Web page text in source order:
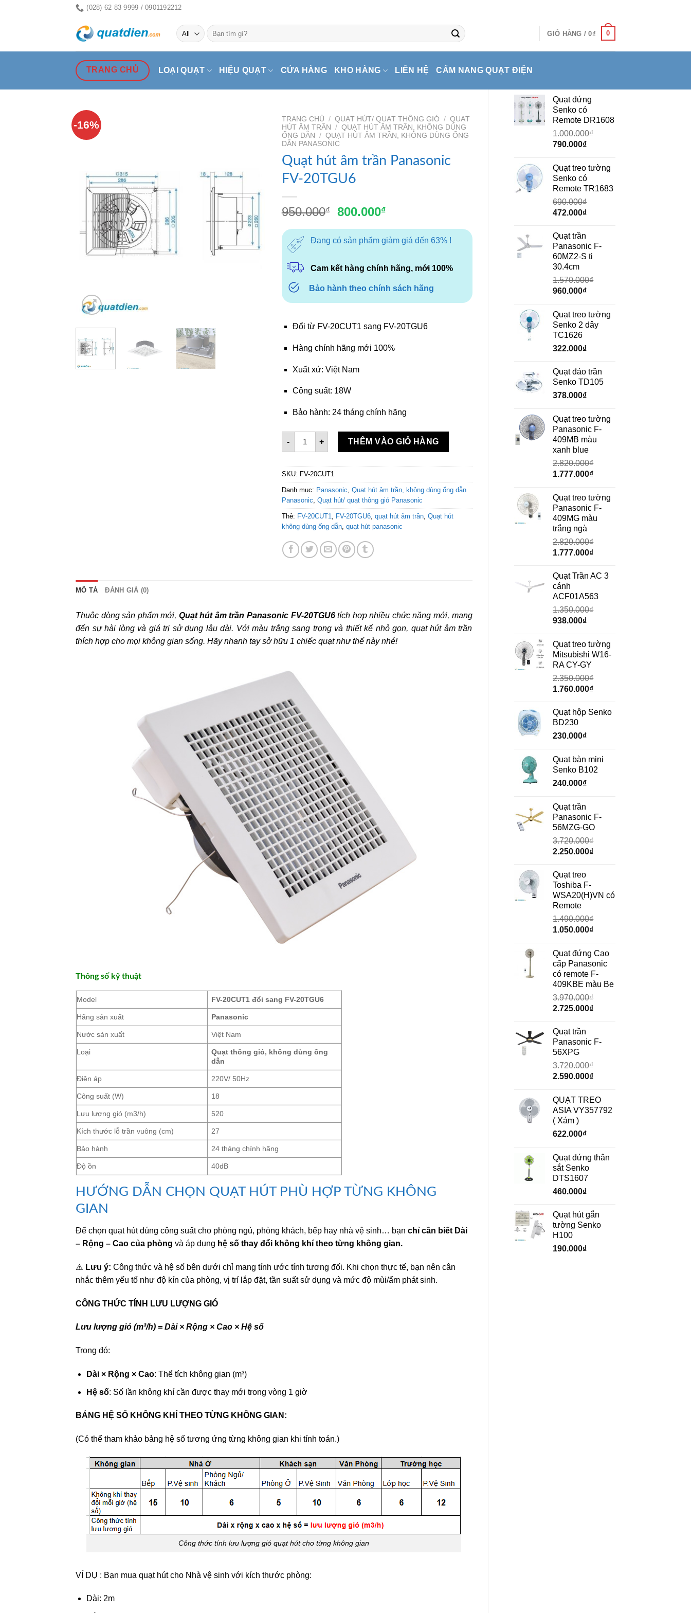
(028) 62 83 9999 / 0901192212
Tìm
kiếm:
GIỎ HÀNG /0₫ 0
TRANG CHỦ LOẠI QUẠT HIỆU QUẠT CỬA HÀNG KHO HÀNG LIÊN HỆ CẨM NANG QUẠT ĐIỆN
Quạt đứng
Senko có
Remote DR1608
1.000.000₫
Giá
là:
1.000.000₫.
790.000₫Giá
tại
là:
790.000₫.
Quạt treo tường
Senko có
Remote TR1683
690.000₫
Giá
là:
690.000₫.
472.000₫Giá
là:
472.000₫.
Quạt trần
Panasonic F-
60MZ2-S ti
30.4cm
1.570.000₫
Giá
là:
1.570.000₫.
960.000₫Giá
tại
là:
Quạt treo tường
Senko 2 dây
TC1626
322.000₫
Quạt đảo trần
Senko TD105
378.000₫
Quạt treo tường
Panasonic F-
409MB màu
xanh blue
2.820.000₫
Giá
là:
2.820.000₫.
1.777.000₫Giá
tại
là:
1.777.000₫.
Quạt treo tường
Panasonic F-
409MG màu
trắng ngà
2.820.000₫
Giá
là:
2.820.000₫.
1.777.000₫Giá
tại
1.777.000₫.
Quạt Trần AC 3
cánh
ACF01A563
1.350.000₫
Giá
là:
1.350.000₫.
938.000₫Giá
tại
là:
938.000₫.
Quạt treo tường
Mitsubishi W16-
RA CY-GY
2.350.000₫
Giá
là:
2.350.000₫.
1.760.000₫Giá
tại
Quạt hộp Senko
BD230
230.000₫
Quạt bàn mini
Senko B102
240.000₫
Quạt trần
Panasonic F-
56MZG-GO
3.720.000₫
Giá
là:
3.720.000₫.
2.250.000₫Giá
2.250.000₫.
Quạt treo
Toshiba F-
WSA20(H)VN có
Remote
1.490.000₫
Giá
là:
1.490.000₫.
1.050.000₫Giá
tại
là:
1.050.000₫.
Quạt đứng Cao
cấp Panasonic
có remote F-
409KBE màu Be
3.970.000₫
Giá
là:
3.970.000₫.
2.725.000₫Giá
là:
Quạt trần
Panasonic F-
56XPG
3.720.000₫
Giá
là:
3.720.000₫.
2.590.000₫Giá
tại
là:
QUẠT TREO
ASIA VY357792
( Xám )
622.000₫
Quạt đứng thân
sắt Senko
DTS1607
460.000₫
Quạt hút gắn
tường Senko
H100
190.000₫
-16% TRANG CHỦ / QUẠT HÚT/ QUẠT THÔNG GIÓ / QUẠT
HÚT ÂM TRẦN
/ QUẠT HÚT ÂM TRẦN, KHÔNG DÙNG
ỐNG DẪN
/ QUẠT HÚT ÂM TRẦN, KHÔNG DÙNG ỐNG
DẪN PANASONIC
Quạt hút âm trần Panasonic
FV-20TGU6
950.000₫
Giá
là:
950.000₫.
800.000₫Giá
tại
là:
Đang có sản phẩm giảm giá đến 63% !
Cam kết hàng chính hãng, mới 100%
Bảo hành theo chính sách hãng
Đổi từ FV-20CUT1 sang FV-20TGU6
Hàng chính hãng mới 100%
Xuất xứ: Việt Nam
Công suất: 18W
Bảo hành: 24 tháng chính hãng
-
Quạt hút âm trần Panasonic FV-20TGU6 số lượng
+ THÊM VÀO GIỎ HÀNG
SKU: FV-20CUT1
Danh mục: Panasonic, Quạt hút âm trần, không dùng ống dẫn
Panasonic, Quạt hút/ quạt thông gió Panasonic
Thẻ: FV-20CUT1, FV-20TGU6, quạt hút âm trần, Quạt hút
không dùng ống dẫn, quạt hút panasonic
MÔ TẢ ĐÁNH GIÁ (0)
Thuộc dòng sản phẩm mới, Quạt hút âm trần Panasonic FV-20TGU6tích hợp nhiều chức năng mới, mang
đến sự hài lòng và giá trị sử dụng lâu dài. Với màu trắng sang trọng và thiết kế nhỏ gọn, quạt hút âm trần
thích hợp cho mọi không gian sống. Hãy nhanh tay sở hữu 1 chiếc quạt như thế này nhé!
Thông số kỹ thuật
Model FV-20CUT1 đổi sang FV-20TGU6
Hãng sản xuất Panasonic
Nước sản xuất Việt Nam
Loại Quạt thông gió, không dùng ống
dẫn
Điện áp 220V/ 50Hz
Công suất (W) 18
Lưu lượng gió (m3/h) 520
Kích thước lỗ trần vuông (cm) 27
Bảo hành 24 tháng chính hãng
Độ ồn 40dB
HƯỚNG DẪN CHỌN QUẠT HÚT PHÙ HỢP TỪNG KHÔNG
GIAN
Để chọn quạt hút đúng công suất cho phòng ngủ, phòng khách, bếp hay nhà vệ sinh… bạn chỉ cần biết Dài
– Rộng – Cao của phòng và áp dụng hệ số thay đổi không khí theo từng không gian.
⚠️ Lưu ý: Công thức và hệ số bên dưới chỉ mang tính ước tính tương đối. Khi chọn thực tế, bạn nên cân
nhắc thêm yếu tố như độ kín của phòng, vị trí lắp đặt, tần suất sử dụng và mức độ mùi/ẩm phát sinh.
CÔNG THỨC TÍNH LƯU LƯỢNG GIÓ
Lưu lượng gió (m³/h) = Dài × Rộng × Cao × Hệ số
Trong đó:
Dài × Rộng × Cao: Thể tích không gian (m³)
Hệ số: Số lần không khí cần được thay mới trong vòng 1 giờ
BẢNG HỆ SỐ KHÔNG KHÍ THEO TỪNG KHÔNG GIAN:
(Có thể tham khảo bảng hệ số tương ứng từng không gian khi tính toán.)
Công thức tính lưu lượng gió quạt hút cho từng không gian
VÍ DỤ : Bạn mua quạt hút cho Nhà vệ sinh với kích thước phòng:
Dài: 2m